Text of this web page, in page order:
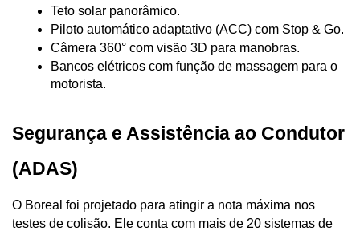
Teto solar panorâmico.
Piloto automático adaptativo (ACC) com Stop & Go.
Câmera 360° com visão 3D para manobras.
Bancos elétricos com função de massagem para o
motorista.
Segurança e Assistência ao Condutor
(ADAS)
O Boreal foi projetado para atingir a nota máxima nos
testes de colisão. Ele conta com mais de 20 sistemas de